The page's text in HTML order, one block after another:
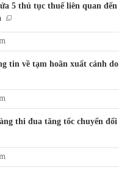
5 thủ tục thuế liên quan đến
tin về tạm hoãn xuất cảnh do
thi đua tăng tốc chuyển đổi